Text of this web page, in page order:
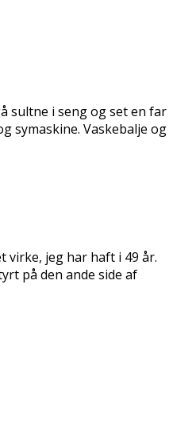
sultne i seng og set en far
symaskine. Vaskebalje og
virke, jeg har haft i 49 år.
på den ande side af